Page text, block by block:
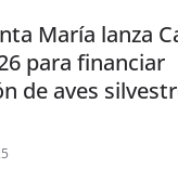
María lanza
para financiar
de aves